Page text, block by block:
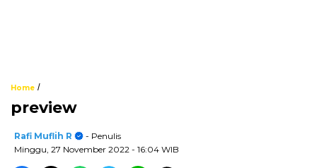
Home /
preview
Rafi Muflih R
- Penulis
Minggu, 27 November 2022 - 16:04 WIB